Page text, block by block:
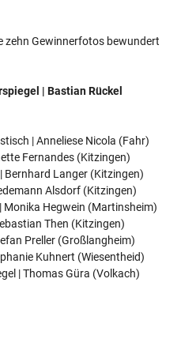
zehn Gewinnerfotos bewundert
| Bastian Rückel
| Anneliese Nicola (Fahr)
Fernandes (Kitzingen)
Bernhard Langer (Kitzingen)
Alsdorf (Kitzingen)
Monika Hegwein (Martinsheim)
Then (Kitzingen)
Preller (Großlangheim)
Kuhnert (Wiesentheid)
| Thomas Güra (Volkach)